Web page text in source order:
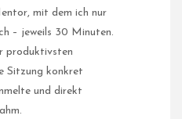
mit dem ich nur
– jeweils 30 Minuten.
produktivsten
Sitzung konkret
und direkt